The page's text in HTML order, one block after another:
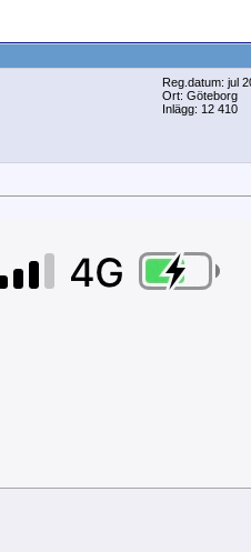
Reg.datum: jul
Ort: Göteborg
Inlägg: 12 410